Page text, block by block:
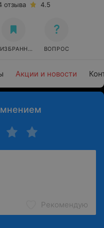
Акции и новости
отзыва 4.5
ВОПРОС
Рекомендую